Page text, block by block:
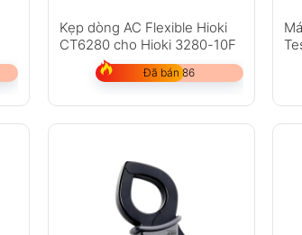
Kẹp dòng AC Flexible Hioki
CT6280 cho Hioki 3280-10F
Đã bán 86